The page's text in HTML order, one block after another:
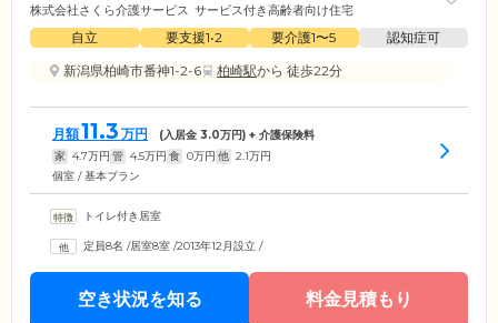
株式会社さくら介護サービス サービス付き高齢者向け住宅
自立 要支援1•2 要介護1〜5
認知症可
新潟県柏崎市番神1-2-6
柏崎駅から 徒歩22分
月額11.3 万円 (入居金 3.0万円) + 介護保険料
家 4.7万円 管 4.5万円 食 0万円 他 2.1万円
個室 / 基本プラン
トイレ付き居室
定員8名 /居室8室 /2013年12月設立 /
空き状況を知る 料金見積もり